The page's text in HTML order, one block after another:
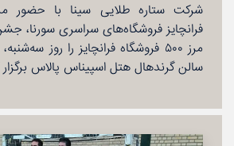
شركت ستاره طلایی سینا با حضور
فرانچایز فروشگاه‌های سراسری سورنا،
سالن گرند‌هال هتل اسپیناس پالاس برگزار